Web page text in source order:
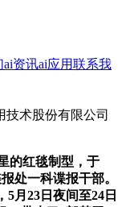
ai资讯ai应用联系我
技术股份有限公司
红毯制型，于
处一科谍报干部。
月23日夜间至24日